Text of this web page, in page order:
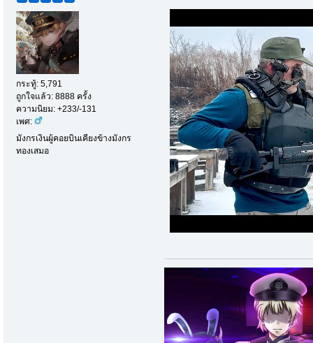
กระทู้: 5,791
ถูกใจแล้ว: 8888 ครั้ง
ความนิยม: +233/-131
เพศ:
มังกรเงินผู้คอยบินเคียงข้างมังกร
ทองเสมอ